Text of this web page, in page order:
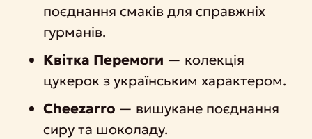
поєднання смаків для справжніх
гурманів.
Квітка Перемоги — колекція
цукерок з українським характером.
Cheezarro — вишукане поєднання
сиру та шоколаду.